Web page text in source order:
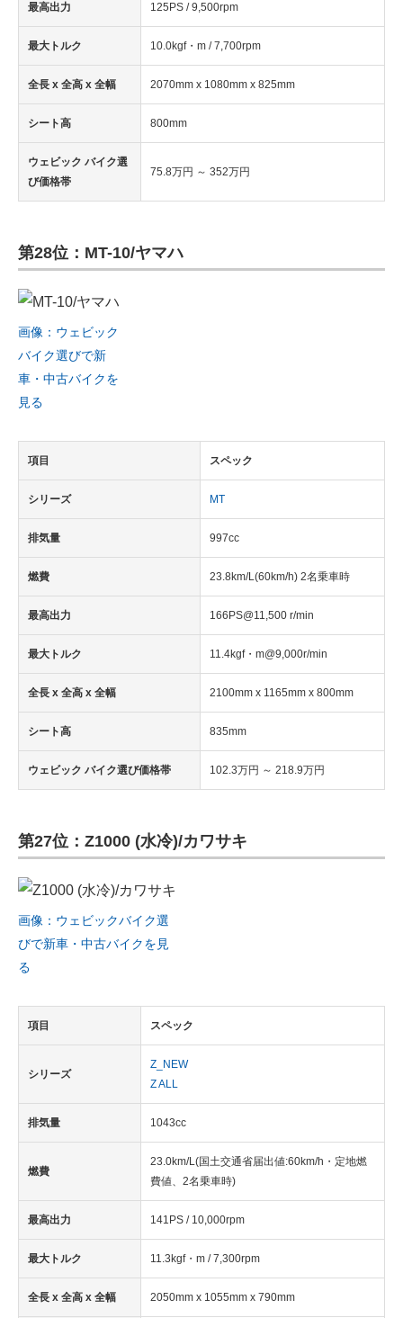
最高出力 125PS / 9,500rpm
最大トルク 10.0kgf・m / 7,700rpm
全長 x 全高 x 全幅 2070mm x 1080mm x 825mm
シート高 800mm
ウェビック バイク選
び価格帯
75.8万円 ～ 352万円
第28位：MT-10/ヤマハ
画像：ウェビック
バイク選びで新
車・中古バイクを
見る
項目 スペック
シリーズ MT
排気量 997cc
燃費 23.8km/L(60km/h) 2名乗車時
最高出力 166PS@11,500 r/min
最大トルク 11.4kgf・m@9,000r/min
全長 x 全高 x 全幅 2100mm x 1165mm x 800mm
シート高 835mm
ウェビック バイク選び価格帯 102.3万円 ～ 218.9万円
第27位：Z1000 (水冷)/カワサキ
画像：ウェビックバイク選
びで新車・中古バイクを見
る
項目 スペック
シリーズ
Z_NEW
Z ALL
排気量 1043cc
燃費
23.0km/L(国土交通省届出値:60km/h・定地燃
費値、2名乗車時)
最高出力 141PS / 10,000rpm
最大トルク 11.3kgf・m / 7,300rpm
全長 x 全高 x 全幅 2050mm x 1055mm x 790mm